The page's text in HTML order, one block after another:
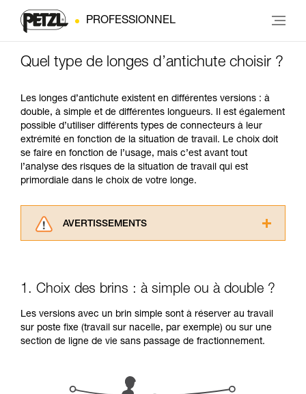
PROFESSIONNEL
Quel type de longes d’antichute choisir ?
Les longes d’antichute existent en différentes versions : à
double, à simple et de différentes longueurs. Il est également
possible d’utiliser différents types de connecteurs à leur
extrémité en fonction de la situation de travail. Le choix doit
se faire en fonction de l’usage, mais c’est avant tout
l’analyse des risques de la situation de travail qui est
primordiale dans le choix de votre longe.
AVERTISSEMENTS
informations de la notice technique pour
d’informations.
Maîtriser ces techniques nécessite une
formation et un entraînement spécifique. Validez
de la reproduire en autonomie.
1. Choix des brins : à simple ou à double ?
Les versions avec un brin simple sont à réserver au travail
sur poste fixe (travail sur nacelle, par exemple) ou sur une
section de ligne de vie sans passage de fractionnement.